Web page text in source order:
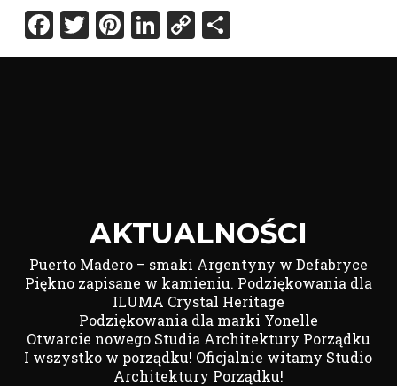
Facebook
Twitter
Pinterest
LinkedIn
Copy
Link
Share
AKTUALNOŚCI
Puerto Madero – smaki Argentyny w Defabryce
Piękno zapisane w kamieniu. Podziękowania dla
ILUMA Crystal Heritage
Podziękowania dla marki Yonelle
Otwarcie nowego Studia Architektury Porządku
I wszystko w porządku! Oficjalnie witamy Studio
Architektury Porządku!